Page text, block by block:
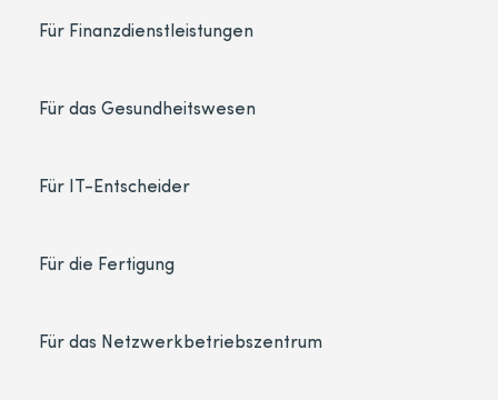
Für Finanzdienstleistungen
Für das Gesundheitswesen
Für IT-Entscheider
Für die Fertigung
Für das Netzwerkbetriebszentrum